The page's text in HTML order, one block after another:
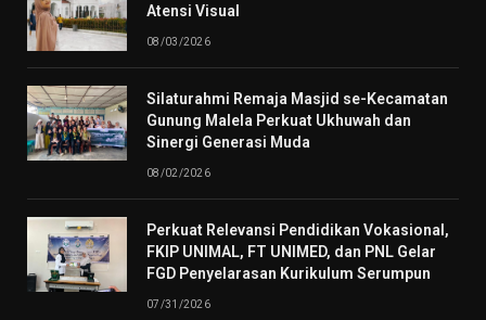
Atensi Visual
08/03/2026
Silaturahmi Remaja Masjid se-Kecamatan
Gunung Malela Perkuat Ukhuwah dan
Sinergi Generasi Muda
08/02/2026
Perkuat Relevansi Pendidikan Vokasional,
FKIP UNIMAL, FT UNIMED, dan PNL Gelar
FGD Penyelarasan Kurikulum Serumpun
07/31/2026